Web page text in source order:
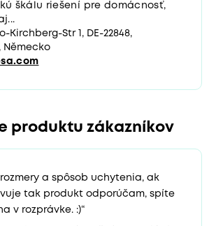
škálu riešení pre domácnosť,
Kirchberg-Str 1, DE-22848,
Německo
produktu zákazníkov
rozmery a spôsob uchytenia, ak
tak produkt odporúčam, spíte
v rozprávke. :)“